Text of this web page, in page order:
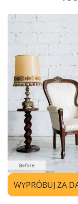
WYPRÓBUJ ZA